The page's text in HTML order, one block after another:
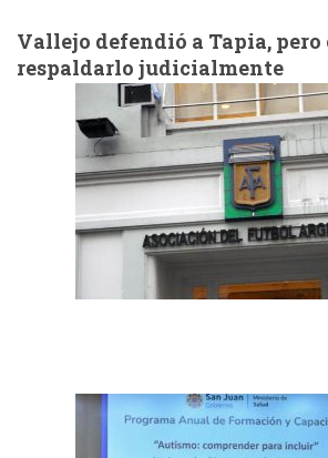
Vallejo defendió a Tapia,
respaldarlo judicialmente